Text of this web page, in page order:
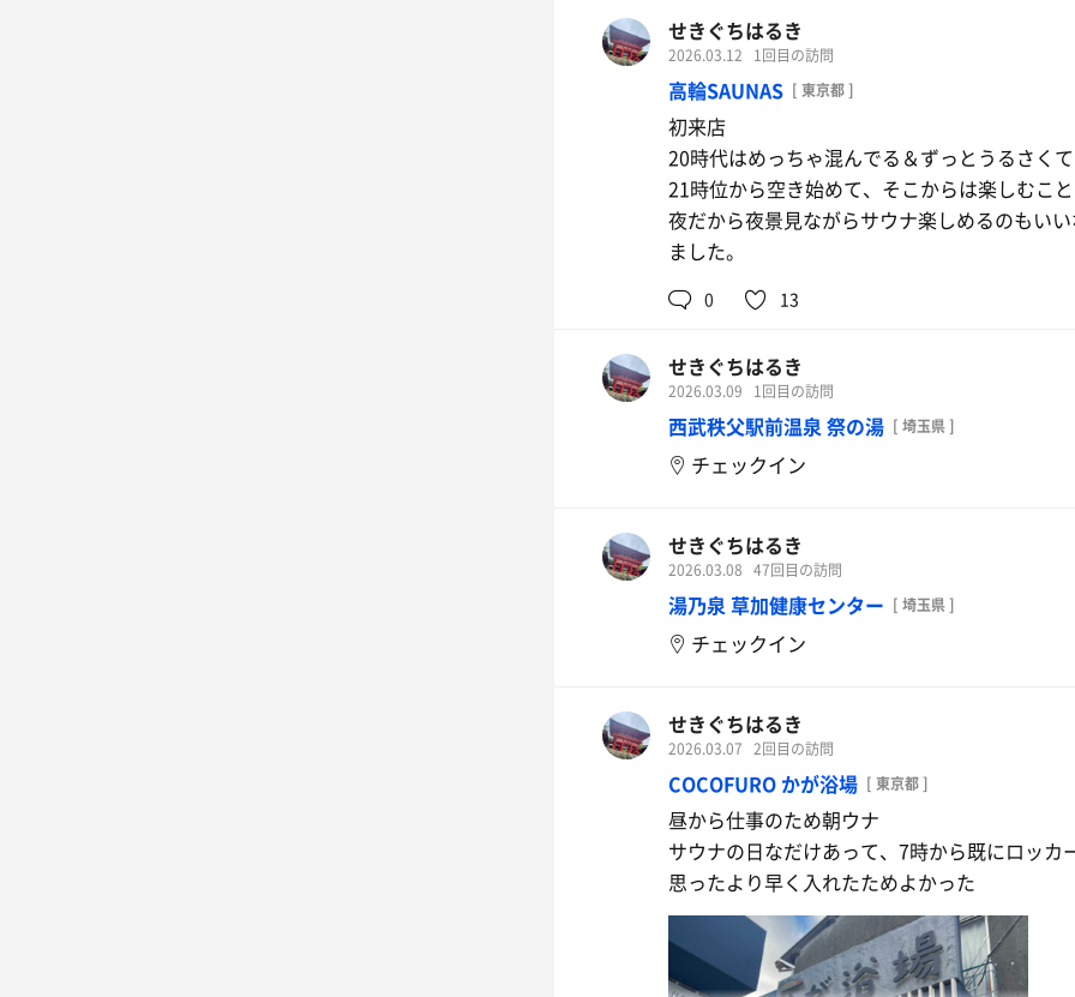
せきぐちはるき
2026.03.12 1回目の訪問
高輪SAUNAS [ 東京都 ]
初来店
20時代はめっちゃ混んでる＆ずっとうるさく
21時位から空き始めて、そこからは楽しむこ
夜だから夜景見ながらサウナ楽しめるのもい
ました。
0 13
せきぐちはるき
2026.03.09 1回目の訪問
西武秩父駅前温泉 祭の湯 [ 埼玉県 ]
チェックイン
せきぐちはるき
2026.03.08 47回目の訪問
湯乃泉 草加健康センター [ 埼玉県 ]
チェックイン
せきぐちはるき
2026.03.07 2回目の訪問
COCOFURO かが浴場 [ 東京都 ]
昼から仕事のため朝ウナ
サウナの日なだけあって、7時から既にロッカ
思ったより早く入れたためよかった